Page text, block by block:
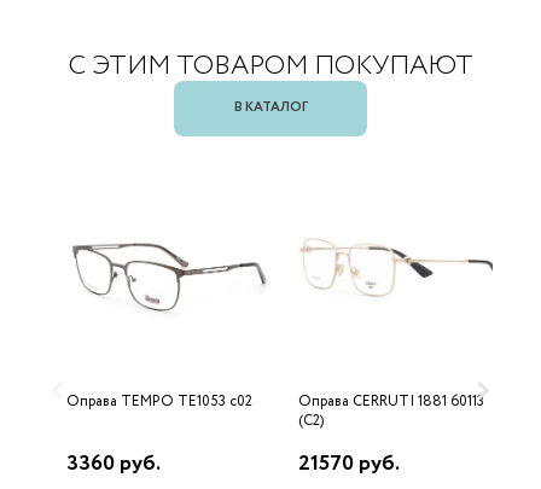
С ЭТИМ ТОВАРОМ ПОКУПАЮТ
В КАТАЛОГ
Оправа TEMPO TE1053 c02
3360 руб.
Оправа CERRUTI 1881 60113
(C2)
21570 руб.